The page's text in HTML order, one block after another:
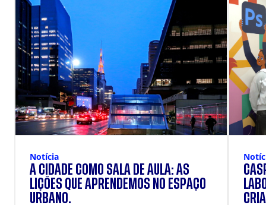
Notícia
A CIDADE COMO SALA DE AULA: AS
LIÇÕES QUE APRENDEMOS NO ESPAÇO
URBANO.